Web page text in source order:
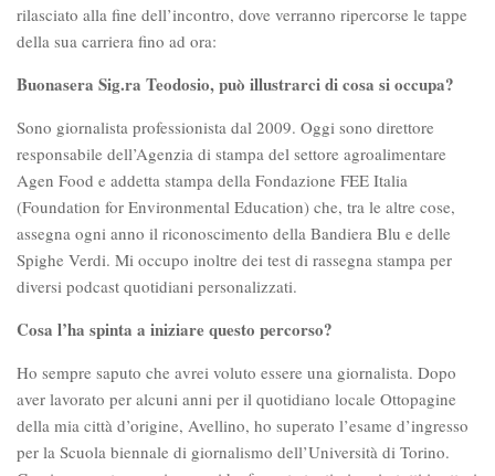
rilasciato alla fine dell’incontro, dove verranno ripercorse le tappe
della sua carriera fino ad ora:
Buonasera Sig.ra Teodosio, può illustrarci di cosa si occupa?
Sono giornalista professionista dal 2009. Oggi sono direttore
responsabile dell’Agenzia di stampa del settore agroalimentare
Agen Food e addetta stampa della Fondazione FEE Italia
(Foundation for Environmental Education) che, tra le altre cose,
assegna ogni anno il riconoscimento della Bandiera Blu e delle
Spighe Verdi. Mi occupo inoltre dei test di rassegna stampa per
diversi podcast quotidiani personalizzati.
Cosa l’ha spinta a iniziare questo percorso?
Ho sempre saputo che avrei voluto essere una giornalista. Dopo
aver lavorato per alcuni anni per il quotidiano locale Ottopagine
della mia città d’origine, Avellino, ho superato l’esame d’ingresso
per la Scuola biennale di giornalismo dell’Università di Torino.